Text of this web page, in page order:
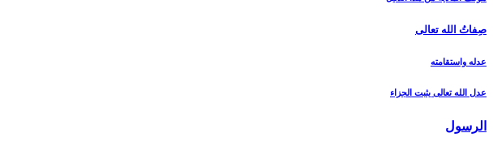
صِفاتُ الله تعالى‏
عدله واستقامته
عدل الله تعالى يثبت الجزاء
الرسول‏